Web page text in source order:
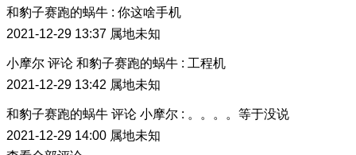
和豹子赛跑的蜗牛 : 你这啥手机
2021-12-29 13:37 属地未知
小摩尔 评论 和豹子赛跑的蜗牛 : 工程机
2021-12-29 13:42 属地未知
和豹子赛跑的蜗牛 评论 小摩尔 : 。。。。等于没说
2021-12-29 14:00 属地未知